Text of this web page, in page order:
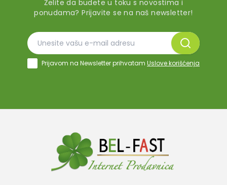
Želite da budete u toku s novostima i
ponudama? Prijavite se na naš newsletter!
Prijavom na Newsletter prihvatam Uslove korišćenja